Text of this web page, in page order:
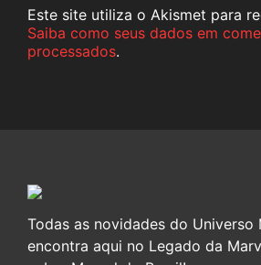
Este site utiliza o Akismet para
Saiba como seus dados em
processados.
Todas as novidades do Universo
encontra aqui no Legado da